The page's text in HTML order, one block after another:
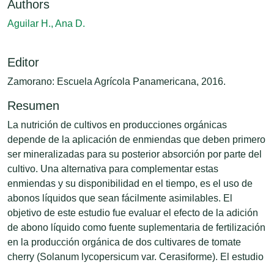
Authors
Aguilar H., Ana D.
Editor
Zamorano: Escuela Agrícola Panamericana, 2016.
Resumen
La nutrición de cultivos en producciones orgánicas
depende de la aplicación de enmiendas que deben primero
ser mineralizadas para su posterior absorción por parte del
cultivo. Una alternativa para complementar estas
enmiendas y su disponibilidad en el tiempo, es el uso de
abonos líquidos que sean fácilmente asimilables. El
objetivo de este estudio fue evaluar el efecto de la adición
de abono líquido como fuente suplementaria de fertilización
en la producción orgánica de dos cultivares de tomate
cherry (Solanum lycopersicum var. Cerasiforme). El estudio